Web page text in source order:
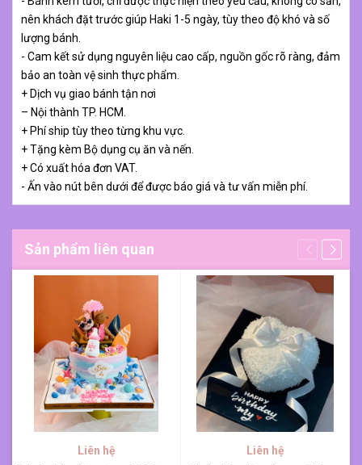
nên khách đặt trước giúp Haki 1-5 ngày, tùy theo độ khó và số
lượng bánh.
- Cam kết sử dụng nguyên liệu cao cấp, nguồn gốc rõ ràng, đảm
bảo an toàn vệ sinh thực phẩm.
+ Dịch vụ giao bánh tận nơi
– Nội thành TP. HCM.
+ Phí ship tùy theo từng khu vực.
+ Tặng kèm Bộ dụng cụ ăn và nến.
+ Có xuất hóa đơn VAT.
- Ấn vào nút bên dưới để được báo giá và tư vấn miễn phí.
Sản phẩm liên quan
Liên hệ
Liên hệ